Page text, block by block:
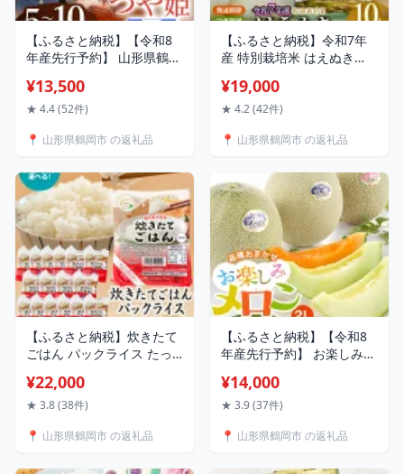
【ふるさと納税】【令和8
年産先行予約】 山形県鶴岡
つや姫 無洗米 選べる容量
【5kg・10kg(5kg×2袋)】 |
おこめ ブランド米 お取り
東北 美味しい 故郷 こめ 単
一 2026年産
¥13,500
★ 4.4 (52件)
📍 山形県鶴岡市 の返礼品
【ふるさと納税】令和7年
産 特別栽培米 はえぬき
2025年 |山形県 鶴岡市 返
礼品 無洗米 白米 ブランド
さと 納税 お米 おこめ 特別
こめ 精米 美味しい 鶴岡産
単一原料米
¥19,000
★ 4.2 (42件)
📍 山形県鶴岡市 の返礼品
【ふるさと納税】炊きたて
ごはん パックライス たっ
送時期選べる 国内産米使用
| 山形県 鶴岡市 ふるさと
クご飯 パックごはん お手
¥22,000
★ 3.8 (38件)
📍 山形県鶴岡市 の返礼品
【ふるさと納税】【令和8
年産先行予約】 お楽しみメ
アンデスメロン・鶴姫メロ
ン・鶴姫レッドメロンの中
形県庄内産 鶴岡市 返礼品
¥14,000
★ 3.9 (37件)
📍 山形県鶴岡市 の返礼品